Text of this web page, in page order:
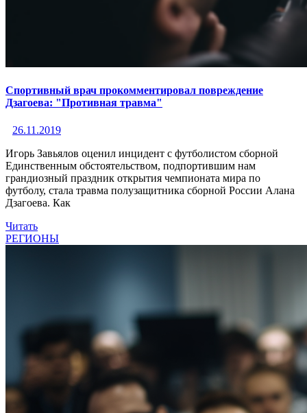
Спортивный врач прокомментировал повреждение
Дзагоева: "Противная травма"
26.11.2019
Игорь Завьялов оценил инцидент с футболистом сборной
Единственным обстоятельством, подпортившим нам
грандиозный праздник открытия чемпионата мира по
футболу, стала травма полузащитника сборной России Алана
Дзагоева. Как
Читать
РЕГИОНЫ